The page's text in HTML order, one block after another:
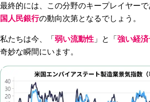
最終的には、この分野のキープレイヤーで
国人民銀行の動向次第となるでしょう。
私たちは今、「弱い流動性 」と「強い経
奇妙な瞬間にいます。